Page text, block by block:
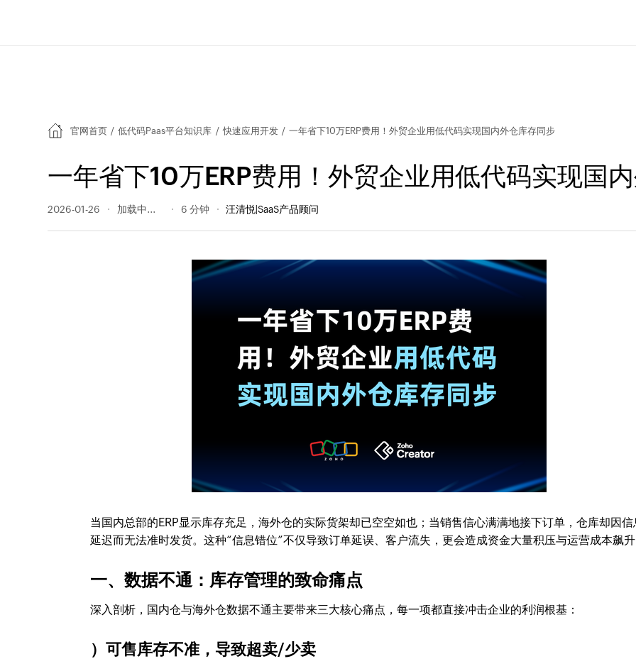
官网首页 / 低代码Paas平台知识库 / 快速应用开发 / 一年省下10万ERP费用！外贸企业用低代码实现国内外仓库存同步
一年省下10万ERP费用！外贸企业用低代码实现国
2026-01-26 217 阅读量 6 分钟 汪清悦|SaaS产品顾问
当国内总部的ERP显示库存充足，海外仓的实际货架却已空空如也；当销售信心满满地接下订单，仓库却因信
延迟而无法准时发货。这种“信息错位”不仅导致订单延误、客户流失，更会造成资金大量积压与运营成本飙
一、数据不通：库存管理的致命痛点
深入剖析，国内仓与海外仓数据不通主要带来三大核心痛点，每一项都直接冲击企业的利润根基：
）可售库存不准，导致超卖/少卖